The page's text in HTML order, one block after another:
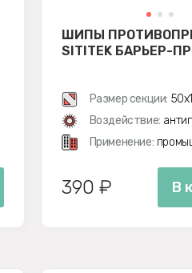
ШИПЫ
SITITEK БАРЬЕР-
Размер секции:
Воздействие:
Применение:
390 ₽ В